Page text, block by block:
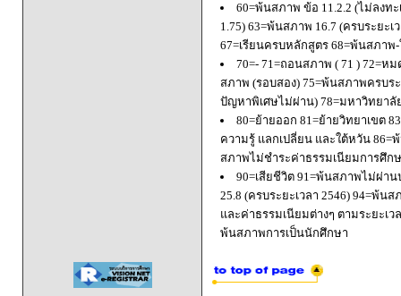
60=พ้นสภาพ ข้อ 11.2.2 (ไม่ลงท
1.75) 63=พ้นสภาพ 16.7 (ครบระยะ
67=เรียนครบหลักสูตร 68=พ้นสภา
70=- 71=ถอนสภาพ ( 71 ) 72=
สภาพ (รอบสอง) 75=พ้นสภาพครบ
ปัญหาพิเศษไม่ผ่าน) 78=มหาวิทยา
80=ย้ายออก 81=ย้ายวิทยาเขต
ความรู้ แลกเปลี่ยน และใต้หวัน
สภาพไม่ชำระค่าธรรมเนียมการศึก
90=เสียชีวิต 91=พ้นสภาพไม่ผ่า
25.8 (ครบระยะเวลา 2546) 94=พ้
และค่าธรรมเนียมต่างๆ ตามระยะเ
พ้นสภาพการเป็นนักศึกษา